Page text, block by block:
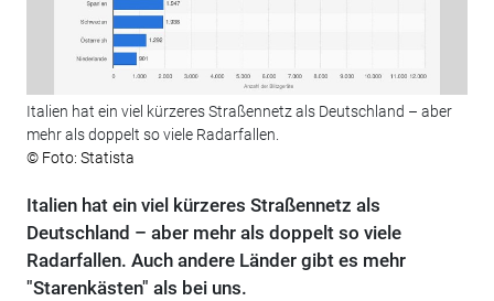
Italien hat ein viel kürzeres Straßennetz als Deutschland – aber
mehr als doppelt so viele Radarfallen.
© Foto: Statista
Italien hat ein viel kürzeres Straßennetz als
Deutschland – aber mehr als doppelt so viele
Radarfallen. Auch andere Länder gibt es mehr
"Starenkästen" als bei uns.